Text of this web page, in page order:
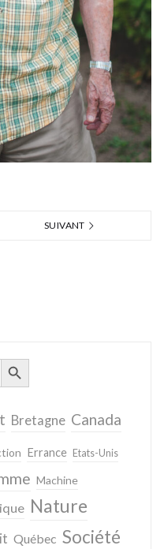
SUIVANT
SEARCH BUTTON
Bretagne Canada
Errance Etats-Unis
Machine
Nature
Québec Société